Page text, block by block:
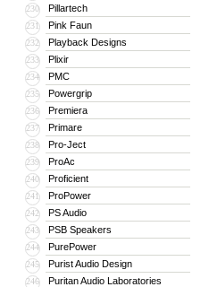
230 Pillartech
231 Pink Faun
232 Playback Designs
233 Plixir
234 PMC
235 Powergrip
236 Premiera
237 Primare
238 Pro-Ject
239 ProAc
240 Proficient
241 ProPower
242 PS Audio
243 PSB Speakers
244 PurePower
245 Purist Audio Design
246 Puritan Audio Laboratories